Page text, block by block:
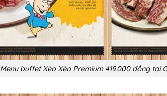
Menu buffet Xèo Xèo Premium 419.000 đồng tại